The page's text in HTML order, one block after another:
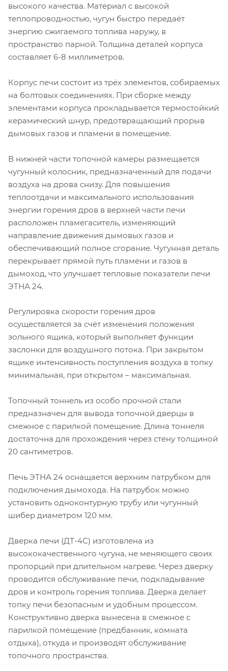
высокого качества. Материал с высокой
теплопроводностью, чугун быстро передаёт
энергию сжигаемого топлива наружу, в
пространство парной. Толщина деталей корпуса
составляет 6-8 миллиметров.
Корпус печи состоит из трёх элементов, собираемых
на болтовых соединениях. При сборке между
элементами корпуса прокладывается термостойкий
керамический шнур, предотвращающий прорыв
дымовых газов и пламени в помещение.
В нижней части топочной камеры размещается
чугунный колосник, предназначенный для подачи
воздуха на дрова снизу. Для повышения
теплоотдачи и максимального использования
энергии горения дров в верхней части печи
расположен пламегаситель, изменяющий
направление движения дымовых газов и
обеспечивающий полное сгорание. Чугунная деталь
перекрывает прямой путь пламени и газов в
дымоход, что улучшает тепловые показатели печи
ЭТНА 24.
Регулировка скорости горения дров
осуществляется за счёт изменения положения
зольного ящика, который выполняет функции
заслонки для воздушного потока. При закрытом
ящике интенсивность поступления воздуха в топку
минимальная, при открытом – максимальная.
Топочный тоннель из особо прочной стали
предназначен для вывода топочной дверцы в
смежное с парилкой помещение. Длина тоннеля
достаточна для прохождения через стену толщиной
20 сантиметров.
Печь ЭТНА 24 оснащается верхним патрубком для
подключения дымохода. На патрубок можно
установить одноконтурную трубу или чугунный
шибер диаметром 120 мм.
Дверка печи (ДТ-4С) изготовлена из
высококачественного чугуна, не меняющего своих
пропорций при длительном нагреве. Через дверку
проводится обслуживание печи, подкладывание
дров и контроль горения топлива. Дверка делает
топку печи безопасным и удобным процессом.
Конструктивно дверка вынесена в смежное с
парилкой помещение (предбанник, комната
отдыха), откуда и производят обслуживание
топочного пространства.